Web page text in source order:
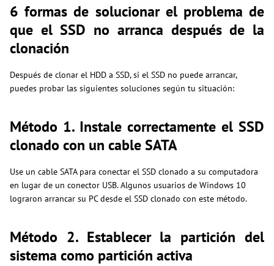
6 formas de solucionar el problema de
que el SSD no arranca después de la
clonación
Después de clonar el HDD a SSD, si el SSD no puede arrancar,
puedes probar las siguientes soluciones según tu situación:
Método 1. Instale correctamente el SSD
clonado con un cable SATA
Use un cable SATA para conectar el SSD clonado a su computadora
en lugar de un conector USB. Algunos usuarios de Windows 10
lograron arrancar su PC desde el SSD clonado con este método.
Método 2. Establecer la partición del
sistema como partición activa